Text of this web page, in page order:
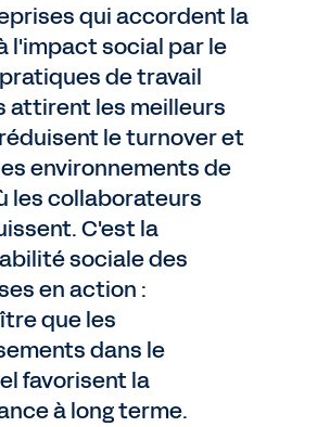
qui accordent la
l'impact social par le
de travail
attirent les meilleurs
le turnover et
environnements de
les collaborateurs
C'est la
sociale des
en action :
que les
dans le
favorisent la
à long terme.